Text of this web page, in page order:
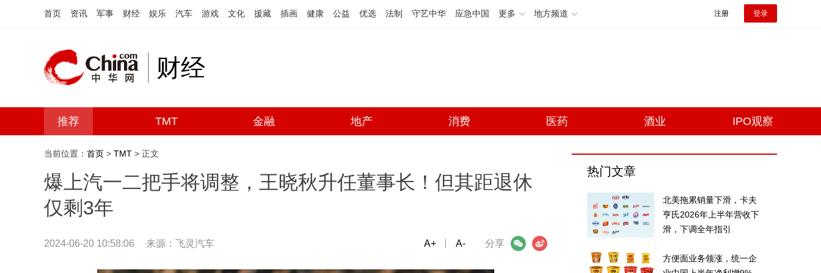
首页 资讯 军事 财经 娱乐 汽车 游戏 文化 援藏 插画 健康 公益 优选 法制 守艺中华 应急中国 更多 地方频道 注册 登录
财经
推荐 TMT 金融 地产 消费 医药 酒业 IPO观察
当前位置： 首页 > TMT > 正文
爆上汽一二把手将调整，王晓秋升任董事长！但其距退休
仅剩3年
2024-06-20 10:58:06 来源：飞灵汽车 分享
微信 微博
A+ A-
热门文章
北美拖累销量下滑，卡夫
亨氏2026年上半年营收下
滑，下调全年指引
方便面业务领涨，统一企